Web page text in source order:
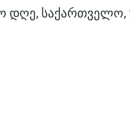
დღე, საქართველო,